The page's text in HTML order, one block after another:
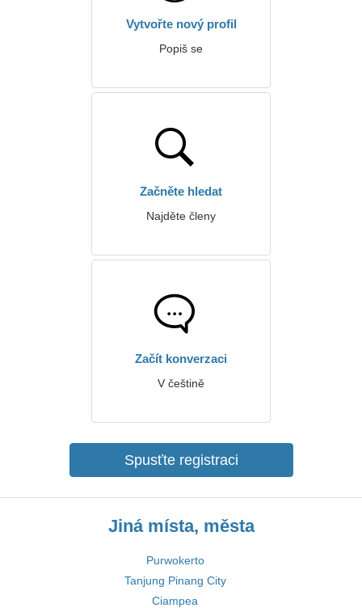
Vytvořte nový profil
Popiš se
Začněte hledat
Najděte členy
Začít konverzaci
V češtině
Spusťte registraci
Jiná místa, města
Purwokerto
Tanjung Pinang City
Ciampea